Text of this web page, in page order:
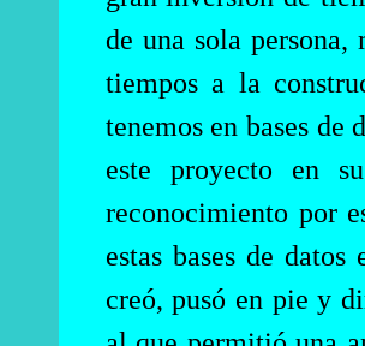
de una sola
tiempos a la
tenemos en bases
este proyecto en
reconocimiento por
estas bases de
creó, pusó en pie y